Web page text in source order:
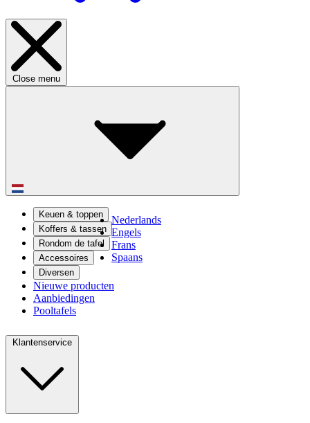
Close menu
Nederlands
Engels
Frans
Spaans
Keuen & toppen
Koffers & tassen
Rondom de tafel
Accessoires
Diversen
Nieuwe producten
Aanbiedingen
Pooltafels
Klantenservice